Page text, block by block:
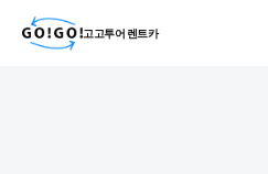
고고투어 렌트카